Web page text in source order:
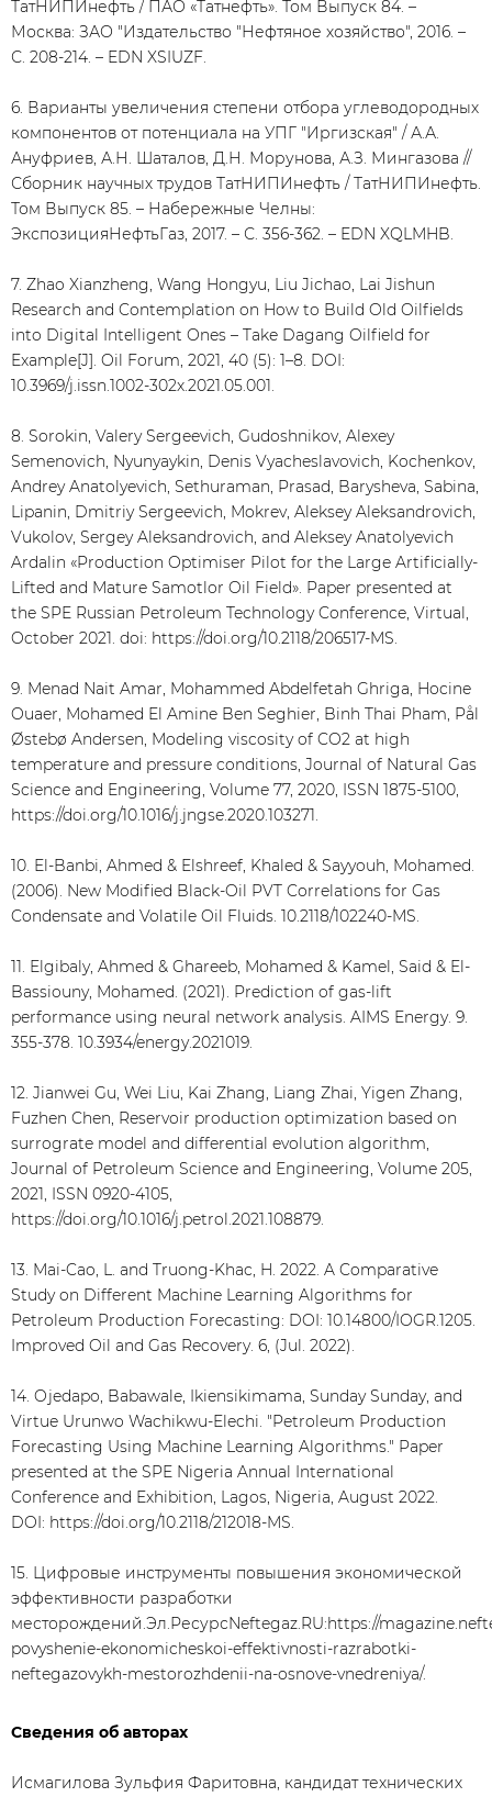
ТатНИПИнефть / ПАО «Татнефть». Том Выпуск 84. –
Москва: ЗАО "Издательство "Нефтяное хозяйство", 2016. –
С. 208-214. – EDN XSIUZF.
6. Варианты увеличения степени отбора углеводородных
компонентов от потенциала на УПГ "Иргизская" / А.А.
Ануфриев, А.Н. Шаталов, Д.Н. Морунова, А.З. Мингазова //
Сборник научных трудов ТатНИПИнефть / ТатНИПИнефть.
Том Выпуск 85. – Набережные Челны:
ЭкспозицияНефтьГаз, 2017. – С. 356-362. – EDN XQLMHB.
7. Zhao Xianzheng, Wang Hongyu, Liu Jichao, Lai Jishun
Research and Contemplation on How to Build Old Oilfields
into Digital Intelligent Ones – Take Dagang Oilfield for
Example[J]. Oil Forum, 2021, 40 (5): 1–8. DOI:
10.3969/j.issn.1002-302x.2021.05.001.
8. Sorokin, Valery Sergeevich, Gudoshnikov, Alexey
Semenovich, Nyunyaykin, Denis Vyacheslavovich, Kochenkov,
Andrey Anatolyevich, Sethuraman, Prasad, Barysheva, Sabina,
Lipanin, Dmitriy Sergeevich, Mokrev, Aleksey Aleksandrovich,
Vukolov, Sergey Aleksandrovich, and Aleksey Anatolyevich
Ardalin «Production Optimiser Pilot for the Large Artificially-
Lifted and Mature Samotlor Oil Field». Paper presented at
the SPE Russian Petroleum Technology Conference, Virtual,
October 2021. doi: https://doi.org/10.2118/206517-MS.
9. Menad Nait Amar, Mohammed Abdelfetah Ghriga, Hocine
Ouaer, Mohamed El Amine Ben Seghier, Binh Thai Pham, Pål
Østebø Andersen, Modeling viscosity of CO2 at high
temperature and pressure conditions, Journal of Natural Gas
Science and Engineering, Volume 77, 2020, ISSN 1875-5100,
https://doi.org/10.1016/j.jngse.2020.103271.
10. El-Banbi, Ahmed & Elshreef, Khaled & Sayyouh, Mohamed.
(2006). New Modified Black-Oil PVT Correlations for Gas
Condensate and Volatile Oil Fluids. 10.2118/102240-MS.
11. Elgibaly, Ahmed & Ghareeb, Mohamed & Kamel, Said & El-
Bassiouny, Mohamed. (2021). Prediction of gas-lift
performance using neural network analysis. AIMS Energy. 9.
355-378. 10.3934/energy.2021019.
12. Jianwei Gu, Wei Liu, Kai Zhang, Liang Zhai, Yigen Zhang,
Fuzhen Chen, Reservoir production optimization based on
surrograte model and differential evolution algorithm,
Journal of Petroleum Science and Engineering, Volume 205,
2021, ISSN 0920-4105,
https://doi.org/10.1016/j.petrol.2021.108879.
13. Mai-Cao, L. and Truong-Khac, H. 2022. A Comparative
Study on Different Machine Learning Algorithms for
Petroleum Production Forecasting: DOI: 10.14800/IOGR.1205.
Improved Oil and Gas Recovery. 6, (Jul. 2022).
14. Ojedapo, Babawale, Ikiensikimama, Sunday Sunday, and
Virtue Urunwo Wachikwu-Elechi. "Petroleum Production
Forecasting Using Machine Learning Algorithms." Paper
presented at the SPE Nigeria Annual International
Conference and Exhibition, Lagos, Nigeria, August 2022.
DOI: https://doi.org/10.2118/212018-MS.
15. Цифровые инструменты повышения экономической
эффективности разработки
месторождений.Эл.РесурсNeftegaz.RU:https://
povyshenie-ekonomicheskoi-effektivnosti-razrabotki-
neftegazovykh-mestorozhdenii-na-osnove-vnedreniya/.
Сведения об авторах
Исмагилова Зульфия Фаритовна, кандидат технических